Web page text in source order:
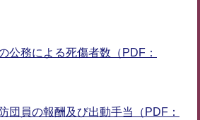
公務による死傷者数（PDF：
団員の報酬及び出動手当（PDF：